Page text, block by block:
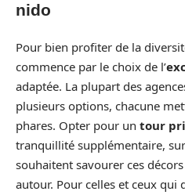
nido
Pour bien profiter de la
commence par le choix de l’
adaptée. La plupart des
plusieurs options, chacune
phares. Opter pour un tour
tranquillité supplémentaire,
souhaitent savourer ces
autour. Pour celles et ceux qui